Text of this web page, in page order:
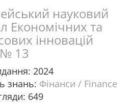
науковий
Економічних та
інновацій
13
2024
знань: Фінанси / Finance
649